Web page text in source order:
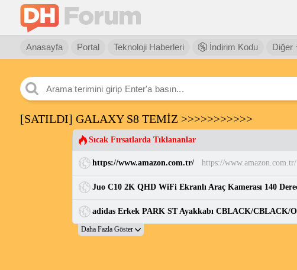
Anasayfa Portal Teknoloji Haberleri İndirim Kodu Diğer
[SATILDI] GALAXY S8 TEMİZ >>>>>>>>>>>
Sıcak Fırsatlarda Tıklananlar
https://www.amazon.com.tr/ https://www.amazon.com.tr/